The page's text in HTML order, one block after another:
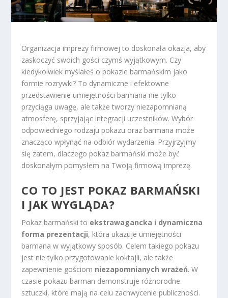
Organizacja imprezy firmowej to doskonała okazja, aby
zaskoczyć swoich gości czymś wyjątkowym. Czy
kiedykolwiek myślałeś o pokazie barmańskim jako
formie rozrywki? To dynamiczne i efektowne
przedstawienie umiejętności barmana nie tylko
przyciąga uwagę, ale także tworzy niezapomnianą
atmosferę, sprzyjając integracji uczestników. Wybór
odpowiedniego rodzaju pokazu oraz barmana może
znacząco wpłynąć na odbiór wydarzenia. Przyjrzyjmy
się zatem, dlaczego pokaz barmański może być
doskonałym pomysłem na Twoją firmową imprezę.
CO TO JEST POKAZ BARMAŃSKI
I JAK WYGLĄDA?
Pokaz barmański to ekstrawagancka i dynamiczna
forma prezentacji, która ukazuje umiejętności
barmana w wyjątkowy sposób. Celem takiego pokazu
jest nie tylko przygotowanie koktajli, ale także
zapewnienie gościom niezapomnianych wrażeń. W
czasie pokazu barman demonstruje różnorodne
sztuczki, które mają na celu zachwycenie publiczności.